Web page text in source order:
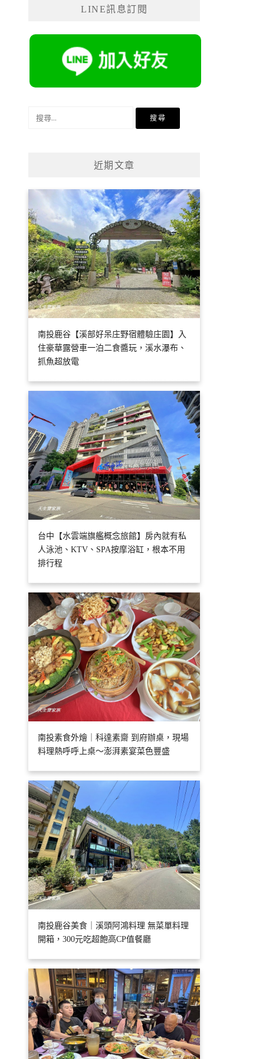
LINE訊息訂閱
近期文章
南投鹿谷【溪部好呆庄野宿體驗庄園】入
住豪華露營車一泊二食醬玩，溪水瀑布、
抓魚超放電
台中【水雲端旗艦概念旅館】房內就有私
人泳池、KTV、SPA按摩浴缸，根本不用
排行程
南投素食外燴｜科達素齋 到府辦桌，現場
料理熱呼呼上桌～澎湃素宴菜色豐盛
南投鹿谷美食｜溪頭阿鴻料理 無菜單料理
開箱，300元吃超飽高CP值餐廳